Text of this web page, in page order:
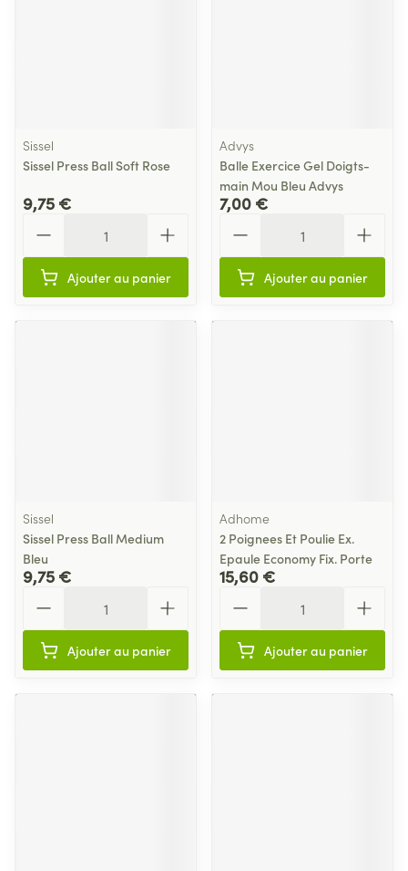
Sissel
Sissel Press Ball Soft Rose
9,75 €
Ajouter au panier
Advys
Balle Exercice Gel Doigts-
main Mou Bleu Advys
7,00 €
Ajouter au panier
Sissel
Sissel Press Ball Medium
Bleu
9,75 €
Ajouter au panier
Adhome
2 Poignees Et Poulie Ex.
Epaule Economy Fix. Porte
15,60 €
Ajouter au panier